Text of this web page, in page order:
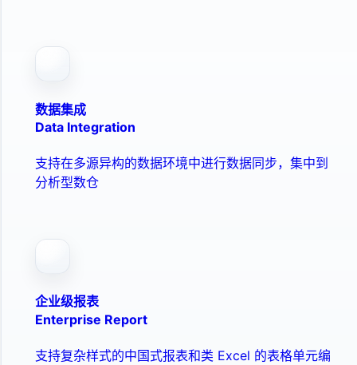
数据集成
Data Integration
支持在多源异构的数据环境中进行数据同步，集中到
分析型数仓
企业级报表
Enterprise Report
支持复杂样式的中国式报表和类 Excel 的表格单元编